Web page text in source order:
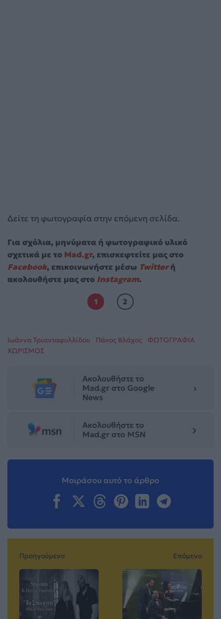
Δείτε τη φωτογραφία στην επόμενη σελίδα.
Για σχόλια, μηνύματα ή φωτογραφικό υλικό
σχετικά με το Mad.gr, επισκεφτείτε μας στο
Facebook, επικοινωνήστε μέσω Twitterή
ακολουθήστε μας στο Instagram.
1 2
Ιωάννα Τριανταφυλλίδου Πάνος Βλάχος
ΦΩΤΟΓΡΑΦΙΑ
ΧΩΡΙΣΜΟΣ
Ακολουθήστε το
Mad.gr στο Google
News
Ακολουθήστε το
Mad.gr στο MSN
Μοιράσου αυτό το άρθρο
Προηγούμενο Επόμενο